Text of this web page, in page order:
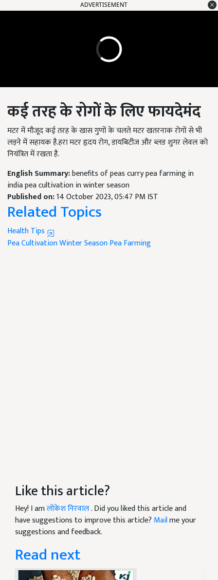
ADVERTISEMENT
कई तरह के रोगों के लिए फायदेमंद
मटर में मौजूद कई तरह के खास गुणों के चलते मटर खतरनाक रोगों से भी
लड़ने में सहायक है.हरा मटर हृदय रोग, डायबिटीज और ब्लड शुगर लेवल को
नियंत्रित में रखता है.
English Summary:benefits of peas curry pea farming in
india pea cultivation in winter season
Published on:14 October 2023, 05:47 PM IST
Related Topics
Health Tips
Pea CultivationWinter SeasonPea Farming
Like this article?
Hey! I amलोकेश निरवाल. Did you liked this article and
have suggestions to improve this article? Mailme your
suggestions and feedback.
Read next